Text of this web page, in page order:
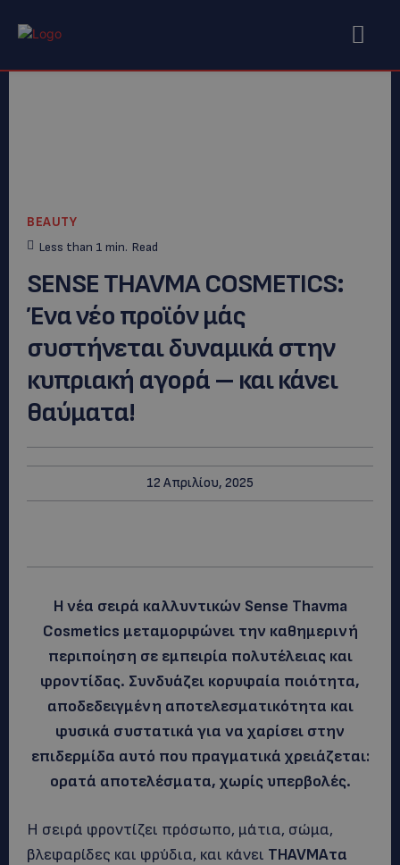
BEAUTY
Less than 1 min. Read
SENSE THAVMA COSMETICS:
Ένα νέο προϊόν μάς
συστήνεται δυναμικά στην
κυπριακή αγορά – και κάνει
θαύματα!
12 Απριλίου, 2025
Η νέα σειρά καλλυντικών Sense Thavma
Cosmetics μεταμορφώνει την καθημερινή
περιποίηση σε εμπειρία πολυτέλειας και
φροντίδας. Συνδυάζει κορυφαία ποιότητα,
αποδεδειγμένη αποτελεσματικότητα και
φυσικά συστατικά για να χαρίσει στην
επιδερμίδα αυτό που πραγματικά χρειάζεται:
ορατά αποτελέσματα, χωρίς υπερβολές.
Η σειρά φροντίζει πρόσωπο, μάτια, σώμα,
βλεφαρίδες και φρύδια, και κάνει THAVMAτα